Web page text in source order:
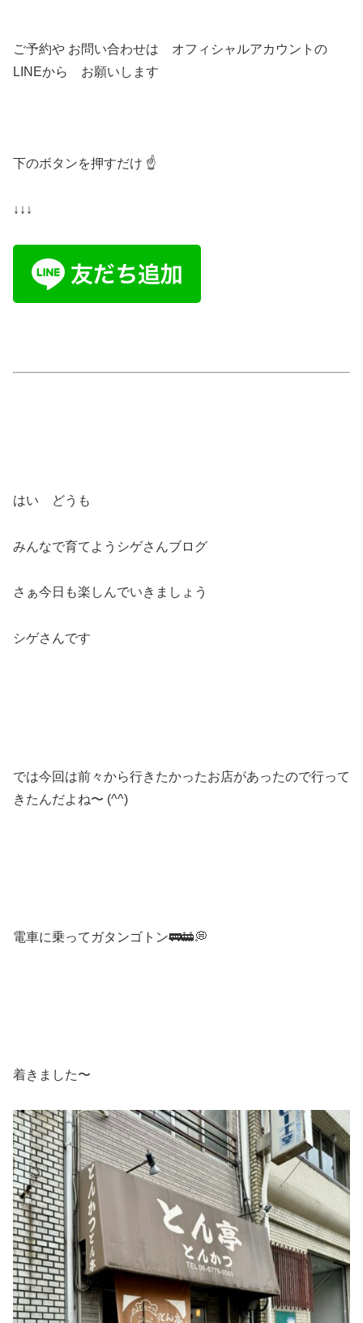
ご予約や お問い合わせは オフィシャルアカウントの
LINEから お願いします
下のボタンを押すだけ ☝️
↓↓↓
はい どうも
みんなで育てようシゲさんブログ
さぁ今日も楽しんでいきましょう
シゲさんです
では今回は前々から行きたかったお店があったので行って
きたんだよね〜 (^^)
電車に乗ってガタンゴトン🚃🚋💭
着きました〜